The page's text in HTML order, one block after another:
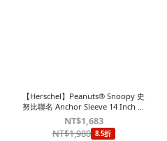
【Herschel】Peanuts® Snoopy 史
努比聯名 Anchor Sleeve 14 Inch 電
腦套-黑/紫
NT$1,683
NT$1,980 8.5折